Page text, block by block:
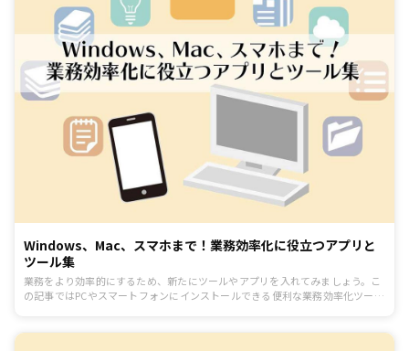
Windows、Mac、スマホまで！業務効率化に役立つアプリと
ツール集
業務をより効率的にするため、新たにツールやアプリを入れてみましょう。こ
の記事ではPCやスマートフォンにインストールできる便利な業務効率化ツール